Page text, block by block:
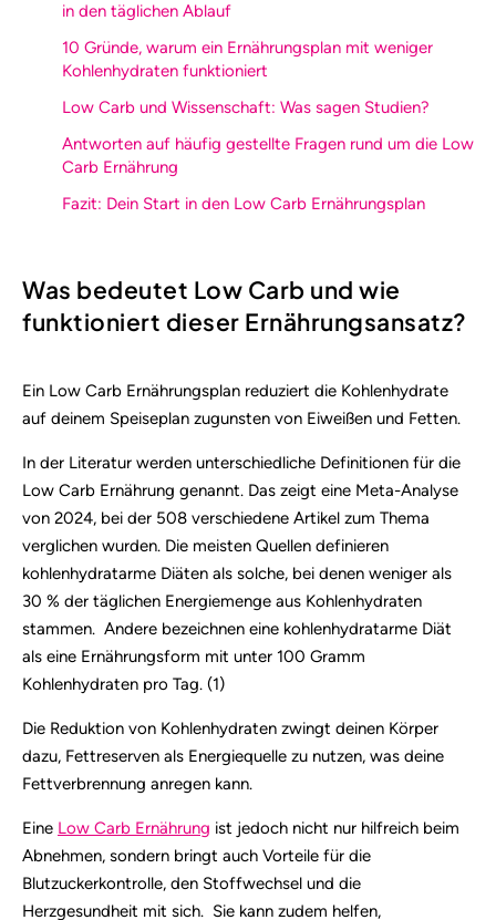
in den täglichen Ablauf
10 Gründe, warum ein Ernährungsplan mit weniger
Kohlenhydraten funktioniert
Low Carb und Wissenschaft: Was sagen Studien?
Antworten auf häufig gestellte Fragen rund um die Low
Carb Ernährung
Fazit: Dein Start in den Low Carb Ernährungsplan
Was bedeutet Low Carb und wie
funktioniert dieser Ernährungsansatz?
Ein Low Carb Ernährungsplan reduziert die Kohlenhydrate
auf deinem Speiseplan zugunsten von Eiweißen und Fetten.
In der Literatur werden unterschiedliche Definitionen für die
Low Carb Ernährung genannt. Das zeigt eine Meta-Analyse
von 2024, bei der 508 verschiedene Artikel zum Thema
verglichen wurden. Die meisten Quellen definieren
kohlenhydratarme Diäten als solche, bei denen weniger als
30 % der täglichen Energiemenge aus Kohlenhydraten
stammen. Andere bezeichnen eine kohlenhydratarme Diät
als eine Ernährungsform mit unter 100 Gramm
Kohlenhydraten pro Tag. (1)
Die Reduktion von Kohlenhydraten zwingt deinen Körper
dazu, Fettreserven als Energiequelle zu nutzen, was deine
Fettverbrennung anregen kann.
Eine Low Carb Ernährung ist jedoch nicht nur hilfreich beim
Abnehmen, sondern bringt auch Vorteile für die
Blutzuckerkontrolle, den Stoffwechsel und die
Herzgesundheit mit sich. Sie kann zudem helfen,